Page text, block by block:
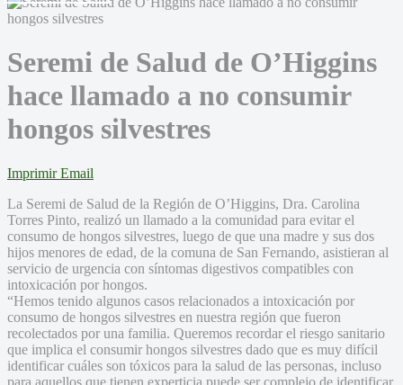
Seremi de Salud de O’Higgins
hace llamado a no consumir
hongos silvestres
Imprimir Email
La Seremi de Salud de la Región de O’Higgins, Dra. Carolina
Torres Pinto, realizó un llamado a la comunidad para evitar el
consumo de hongos silvestres, luego de que una madre y sus dos
hijos menores de edad, de la comuna de San Fernando, asistieran al
servicio de urgencia con síntomas digestivos compatibles con
intoxicación por hongos.
“Hemos tenido algunos casos relacionados a intoxicación por
consumo de hongos silvestres en nuestra región que fueron
recolectados por una familia. Queremos recordar el riesgo sanitario
que implica el consumir hongos silvestres dado que es muy difícil
identificar cuáles son tóxicos para la salud de las personas, incluso
para aquellos que tienen experticia puede ser complejo de identificar,